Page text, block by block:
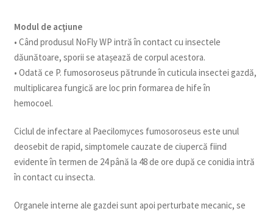
Modul de acţiune
• Când produsul NoFly WP intră în contact cu insectele
dăunătoare, sporii se atașează de corpul acestora.
• Odată ce P. fumosoroseus pătrunde în cuticula insectei gazdă,
multiplicarea fungică are loc prin formarea de hife în
hemocoel.
Ciclul de infectare al Paecilomyces fumosoroseus este unul
deosebit de rapid, simptomele cauzate de ciupercă fiind
evidente în termen de 24 până la 48 de ore după ce conidia intră
în contact cu insecta.
Organele interne ale gazdei sunt apoi perturbate mecanic, se